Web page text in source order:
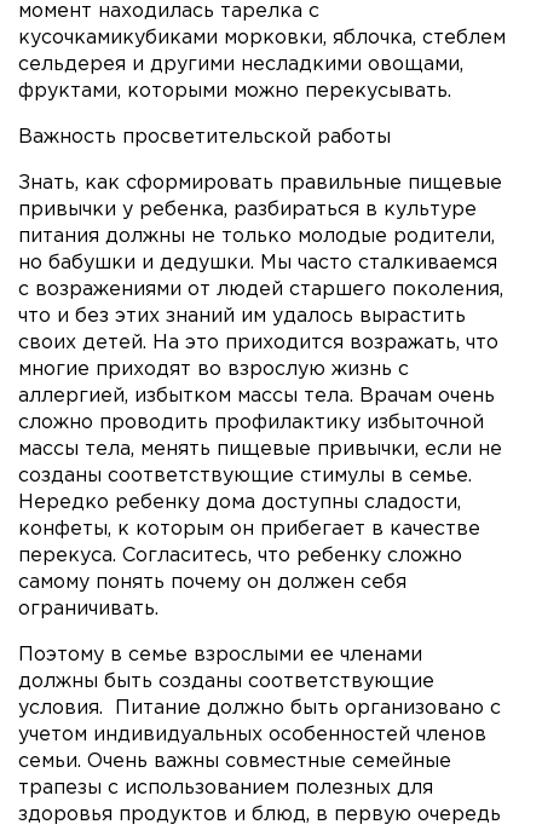
момент находилась тарелка с
кусочкамикубиками морковки, яблочка, стеблем
сельдерея и другими несладкими овощами,
фруктами, которыми можно перекусывать.
Важность просветительской работы
Знать, как сформировать правильные пищевые
привычки у ребенка, разбираться в культуре
питания должны не только молодые родители,
но бабушки и дедушки. Мы часто сталкиваемся
с возражениями от людей старшего поколения,
что и без этих знаний им удалось вырастить
своих детей. На это приходится возражать, что
многие приходят во взрослую жизнь с
аллергией, избытком массы тела. Врачам очень
сложно проводить профилактику избыточной
массы тела, менять пищевые привычки, если не
созданы соответствующие стимулы в семье.
Нередко ребенку дома доступны сладости,
конфеты, к которым он прибегает в качестве
перекуса. Согласитесь, что ребенку сложно
самому понять почему он должен себя
ограничивать.
Поэтому в семье взрослыми ее членами
должны быть созданы соответствующие
условия. Питание должно быть организовано с
учетом индивидуальных особенностей членов
семьи. Очень важны совместные семейные
трапезы с использованием полезных для
здоровья продуктов и блюд, в первую очередь